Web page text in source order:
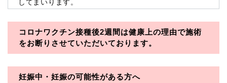
してまいります。
※TCBグループとは以下を総称していいます。
・一般社団法人メディカルアライアンス
・医療法人社団創彩会
コロナワクチン接種後2週間は健康上の理由で施術
をお断りさせていただいております。
妊娠中・妊娠の可能性がある方へ